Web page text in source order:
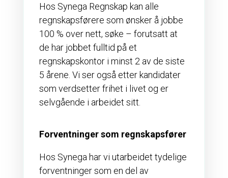
Hos Synega Regnskap kan alle
regnskapsførere som ønsker å jobbe
100 % over nett, søke – forutsatt at
de har jobbet fulltid på et
regnskapskontor i minst 2 av de siste
5 årene. Vi ser også etter kandidater
som verdsetter frihet i livet og er
selvgående i arbeidet sitt.
Forventninger som regnskapsfører
Hos Synega har vi utarbeidet tydelige
forventninger som en del av